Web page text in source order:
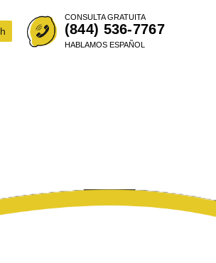
CONSULTA GRATUITA
(844) 536-7767
HABLAMOS ESPAÑOL